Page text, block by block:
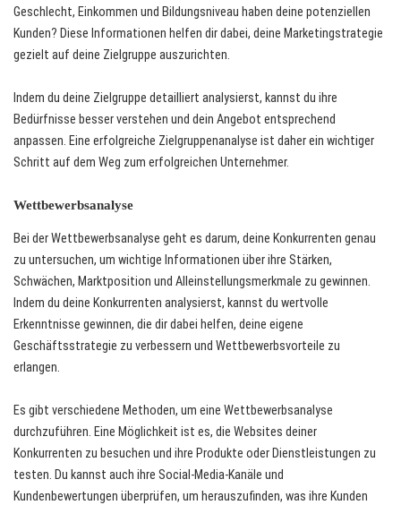
Geschlecht, Einkommen und Bildungsniveau haben deine potenziellen
Kunden? Diese Informationen helfen dir dabei, deine Marketingstrategie
gezielt auf deine Zielgruppe auszurichten.
Indem du deine Zielgruppe detailliert analysierst, kannst du ihre
Bedürfnisse besser verstehen und dein Angebot entsprechend
anpassen. Eine erfolgreiche Zielgruppenanalyse ist daher ein wichtiger
Schritt auf dem Weg zum erfolgreichen Unternehmer.
Wettbewerbsanalyse
Bei der Wettbewerbsanalyse geht es darum, deine Konkurrenten genau
zu untersuchen, um wichtige Informationen über ihre Stärken,
Schwächen, Marktposition und Alleinstellungsmerkmale zu gewinnen.
Indem du deine Konkurrenten analysierst, kannst du wertvolle
Erkenntnisse gewinnen, die dir dabei helfen, deine eigene
Geschäftsstrategie zu verbessern und Wettbewerbsvorteile zu
erlangen.
Es gibt verschiedene Methoden, um eine Wettbewerbsanalyse
durchzuführen. Eine Möglichkeit ist es, die Websites deiner
Konkurrenten zu besuchen und ihre Produkte oder Dienstleistungen zu
testen. Du kannst auch ihre Social-Media-Kanäle und
Kundenbewertungen überprüfen, um herauszufinden, was ihre Kunden